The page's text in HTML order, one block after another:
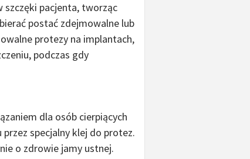
szczęki pacjenta, tworząc
postać zdejmowalne lub
protezy na implantach,
podczas gdy
dla osób cierpiących
specjalny klej do protez.
o zdrowie jamy ustnej.